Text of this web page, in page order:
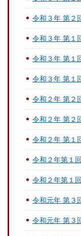
令和３年 第２
令和３年 第１
令和３年 第１
令和３年 第１
令和２年 第２
令和２年 第２
令和２年 第１
令和２年第１
令和２年第１
令和元年 第３
令和元年 第３